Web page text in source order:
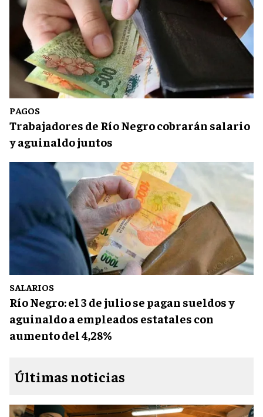
PAGOS
Trabajadores de Río Negro cobrarán salario
y aguinaldo juntos
SALARIOS
Río Negro: el 3 de julio se pagan sueldos y
aguinaldo a empleados estatales con
aumento del 4,28%
Últimas noticias